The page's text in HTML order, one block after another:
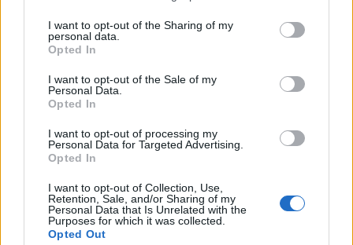
I want to opt-out of the Sharing of my
personal data.
Opted In
I want to opt-out of the Sale of my
Personal Data.
Opted In
I want to opt-out of processing my
Personal Data for Targeted Advertising.
Opted In
I want to opt-out of Collection, Use,
Retention, Sale, and/or Sharing of my
Personal Data that Is Unrelated with the
Purposes for which it was collected.
Opted Out